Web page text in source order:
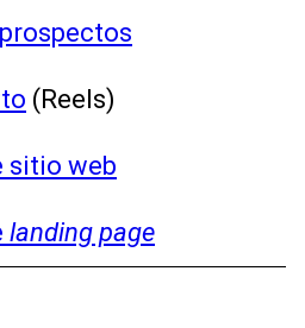
(Reels)
sitio web
landing page